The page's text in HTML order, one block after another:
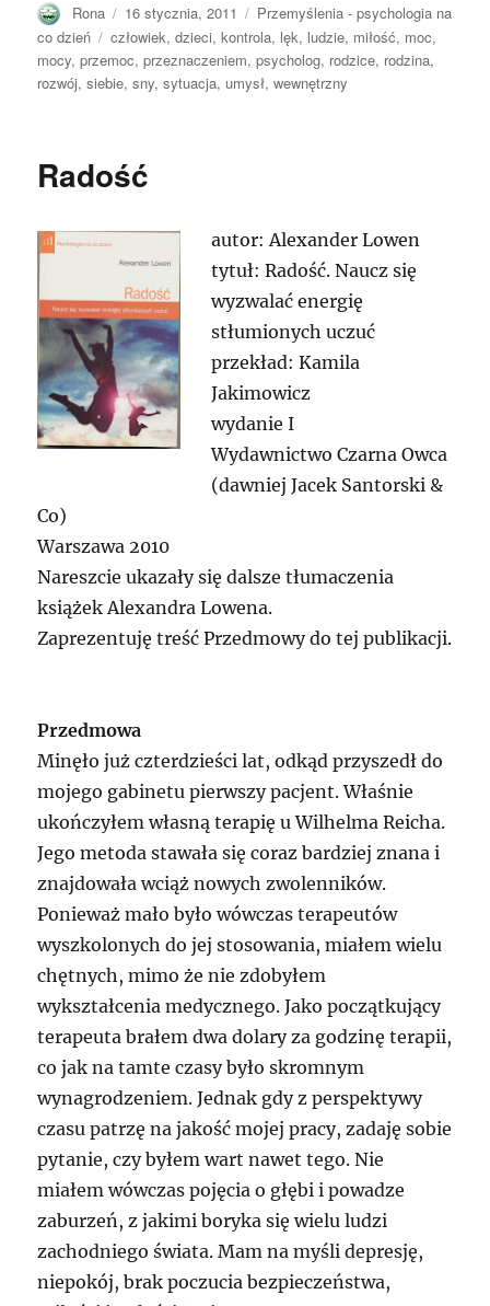
Autor
Rona Opublikowano
16 stycznia, 2011 Kategorie
Przemyślenia - psychologia na
co dzień
Tagi
człowiek,dzieci,kontrola, lęk, ludzie, miłość, moc,
mocy,przemoc,przeznaczeniem,psycholog, rodzice, rodzina,
rozwój,siebie,sny,sytuacja, umysł,wewnętrzny
Radość
autor: Alexander Lowen
tytuł: Radość. Naucz się
wyzwalać energię
stłumionych uczuć
przekład: Kamila
Jakimowicz
wydanie I
Wydawnictwo Czarna Owca
(dawniej Jacek Santorski &
Co)
Warszawa 2010
Nareszcie ukazały się dalsze tłumaczenia
książek Alexandra Lowena.
Zaprezentuję treść Przedmowy do tej publikacji.
Przedmowa
Minęło już czterdzieści lat, odkąd przyszedł do
mojego gabinetu pierwszy pacjent. Właśnie
ukończyłem własną terapię u Wilhelma Reicha.
Jego metoda stawała się coraz bardziej znana i
znajdowała wciąż nowych zwolenników.
Ponieważ mało było wówczas terapeutów
wyszkolonych do jej stosowania, miałem wielu
chętnych, mimo że nie zdobyłem
wykształcenia medycznego. Jako początkujący
terapeuta brałem dwa dolary za godzinę terapii,
co jak na tamte czasy było skromnym
wynagrodzeniem. Jednak gdy z perspektywy
czasu patrzę na jakość mojej pracy, zadaję sobie
pytanie, czy byłem wart nawet tego. Nie
miałem wówczas pojęcia o głębi i powadze
zaburzeń, z jakimi boryka się wielu ludzi
zachodniego świata. Mam na myśli depresję,
niepokój, brak poczucia bezpieczeństwa,